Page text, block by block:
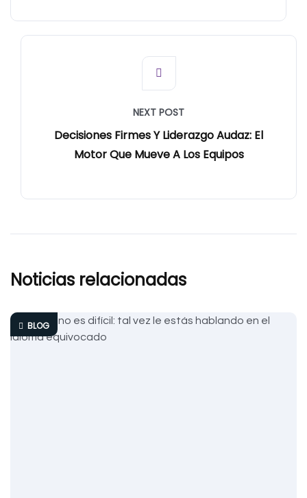
NEXT POST
Decisiones Firmes Y Liderazgo Audaz: El
Motor Que Mueve A Los Equipos
Noticias relacionadas
BLOG